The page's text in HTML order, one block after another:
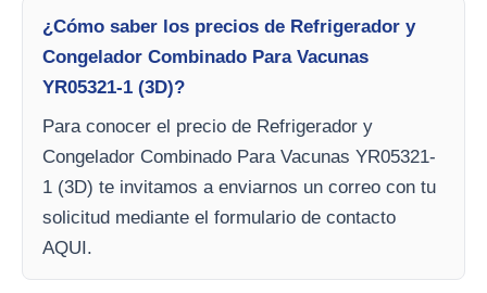
¿Cómo saber los precios de Refrigerador y
Congelador Combinado Para Vacunas
YR05321-1 (3D)?
Para conocer el precio de Refrigerador y
Congelador Combinado Para Vacunas YR05321-
1 (3D) te invitamos a enviarnos un correo con tu
solicitud mediante el formulario de contacto
AQUI.